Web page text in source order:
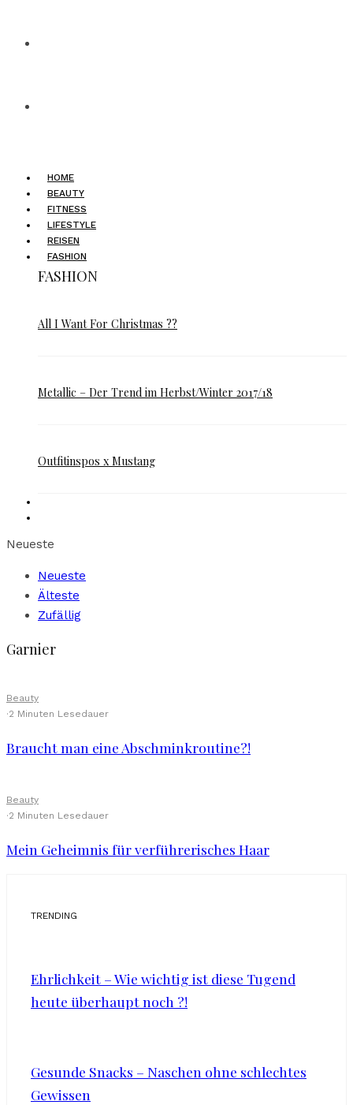
HOME
BEAUTY
FITNESS
LIFESTYLE
REISEN
FASHION
FASHION
All I Want For Christmas ??
Metallic – Der Trend im Herbst/Winter 2017/18
Outfitinspos x Mustang
Neueste
Neueste
Älteste
Zufällig
Garnier
Beauty
·2 Minuten Lesedauer
Braucht man eine Abschminkroutine?!
Beauty
·2 Minuten Lesedauer
Mein Geheimnis für verführerisches Haar
TRENDING
Ehrlichkeit – Wie wichtig ist diese Tugend
heute überhaupt noch ?!
Gesunde Snacks – Naschen ohne schlechtes
Gewissen